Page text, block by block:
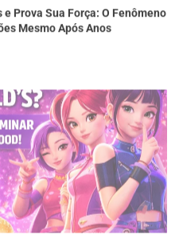
Mesmo Após Anos
A Possível Parceria Que Pode